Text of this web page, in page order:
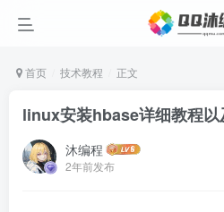
首页 技术教程 正文
linux安装hbase详细教程以
沐编程
2年前发布